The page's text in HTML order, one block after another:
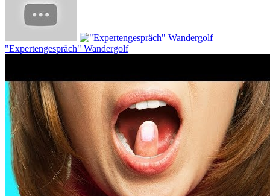
"Expertengespräch" Wandergolf